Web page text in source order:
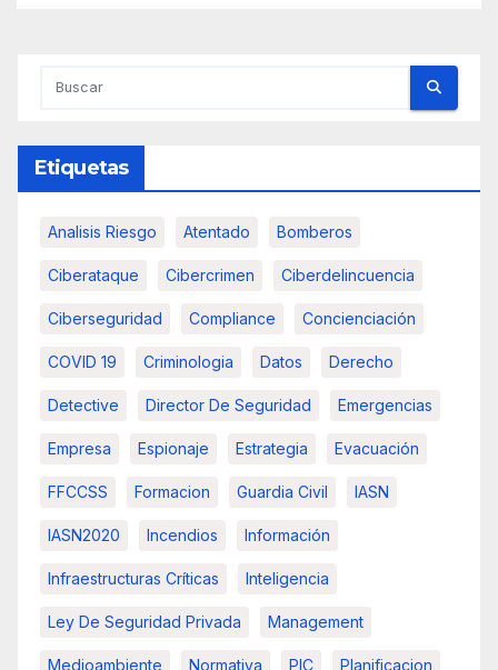
Etiquetas
Analisis Riesgo Atentado Bomberos
Ciberataque Cibercrimen Ciberdelincuencia
Ciberseguridad Compliance Concienciación
COVID 19 Criminologia Datos Derecho
Detective Director De Seguridad Emergencias
Empresa Espionaje Estrategia Evacuación
FFCCSS Formacion Guardia Civil IASN
IASN2020 Incendios Información
Infraestructuras Críticas Inteligencia
Ley De Seguridad Privada Management
Medioambiente Normativa PIC Planificacion